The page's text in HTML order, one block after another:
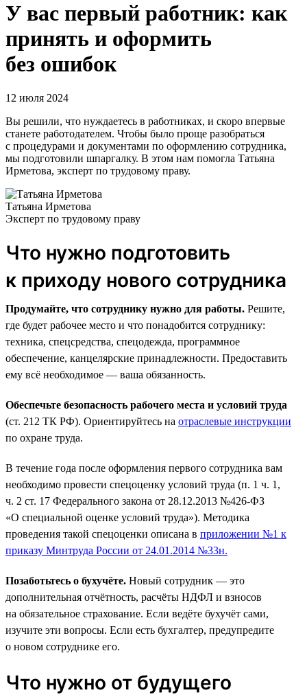
У вас первый работник: как
принять и оформить
без ошибок
12 июля 2024
Вы решили, что нуждаетесь в работниках, и скоро впервые
станете работодателем. Чтобы было проще разобраться
с процедурами и документами по оформлению сотрудника,
мы подготовили шпаргалку. В этом нам помогла Татьяна
Ирметова, эксперт по трудовому праву.
Татьяна Ирметова
Эксперт по трудовому праву
Что нужно подготовить
к приходу нового сотрудника
Продумайте, что сотруднику нужно для работы. Решите,
где будет рабочее место и что понадобится сотруднику:
техника, спецсредства, спецодежда, программное
обеспечение, канцелярские принадлежности. Предоставить
ему всё необходимое — ваша обязанность.
Обеспечьте безопасность рабочего места и условий труда
(ст. 212 ТК РФ). Ориентируйтесь на отраслевые инструкции
по охране труда.
В течение года после оформления первого сотрудника вам
необходимо провести спецоценку условий труда (п. 1 ч. 1,
ч. 2 ст. 17 Федерального закона от 28.12.2013 №426-ФЗ
«О специальной оценке условий труда»). Методика
проведения такой спецоценки описана в приложении №1 к
приказу Минтруда России от 24.01.2014 №33н.
Позаботьтесь о бухучёте. Новый сотрудник — это
дополнительная отчётность, расчёты НДФЛ и взносов
на обязательное страхование. Если ведёте бухучёт сами,
изучите эти вопросы. Если есть бухгалтер, предупредите
о новом сотруднике его.
Что нужно от будущего